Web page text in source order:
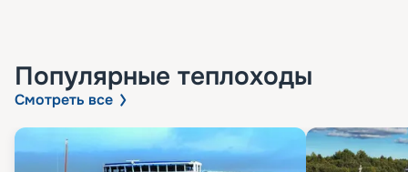
Популярные теплоходы
Смотреть все